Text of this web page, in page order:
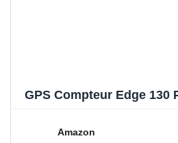
GPS Compteur Edge 130
Amazon